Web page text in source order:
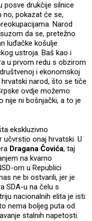
posve drukčije silnice
no, pokazat će se,
Narod
da se, pretežno
luđačke košulje
ustroja. Baš kao i
u prvom redu s obzirom
i ekonomskoj
narod, što se tiče
ovdje možemo
nije ni bošnjački, a to je
ekskluzivno
učvrstio onaj hrvatski. U
Dragana Čovića, taj
na kvarno
om u Republici
ne bi ostvarili, jer je
SDA-u na čelu s
nacionalnih elita je isti:
nema boljeg puta od
stalnih napetosti.